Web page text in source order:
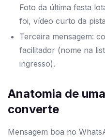
Foto da última festa
foi, vídeo curto da
Terceira mensagem:
facilitador (nome na
ingresso).
Anatomia de
converte
Mensagem boa no